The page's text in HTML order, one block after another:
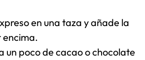
en una taza y añade la
encima.
un poco de cacao o chocolate